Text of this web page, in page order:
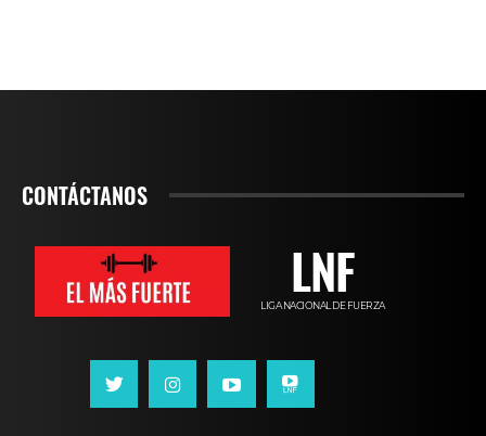
CONTÁCTANOS
LNF
LIGA NACIONAL DE FUERZA